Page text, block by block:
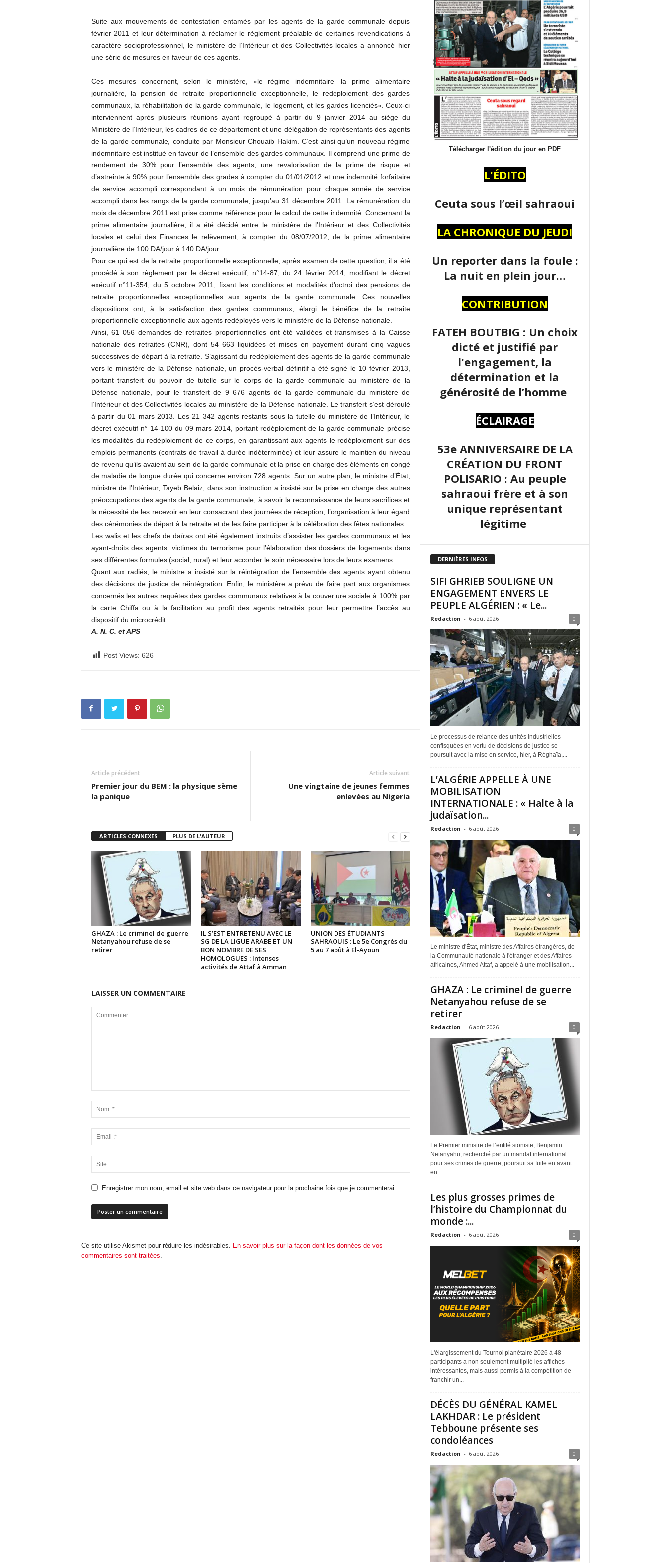
Suite aux mouvements de contestation entamés par les agents de la garde communale depuis
février 2011 et leur détermination à réclamer le règlement préalable de certaines revendications à
caractère socioprofessionnel, le ministère de l’Intérieur et des Collectivités locales a annoncé hier
une série de mesures en faveur de ces agents.
Ces mesures concernent, selon le ministère, «le régime indemnitaire, la prime alimentaire
journalière, la pension de retraite proportionnelle exceptionnelle, le redéploiement des gardes
communaux, la réhabilitation de la garde communale, le logement, et les gardes licenciés». Ceux-ci
interviennent après plusieurs réunions ayant regroupé à partir du 9 janvier 2014 au siège du
Ministère de l’Intérieur, les cadres de ce département et une délégation de représentants des agents
de la garde communale, conduite par Monsieur Chouaib Hakim. C’est ainsi qu’un nouveau régime
indemnitaire est institué en faveur de l’ensemble des gardes communaux. Il comprend une prime de
rendement de 30% pour l’ensemble des agents, une revalorisation de la prime de risque et
d’astreinte à 90% pour l’ensemble des grades à compter du 01/01/2012 et une indemnité forfaitaire
de service accompli correspondant à un mois de rémunération pour chaque année de service
accompli dans les rangs de la garde communale, jusqu’au 31 décembre 2011. La rémunération du
mois de décembre 2011 est prise comme référence pour le calcul de cette indemnité. Concernant la
prime alimentaire journalière, il a été décidé entre le ministère de l’Intérieur et des Collectivités
locales et celui des Finances le relèvement, à compter du 08/07/2012, de la prime alimentaire
journalière de 100 DA/jour à 140 DA/jour.
Pour ce qui est de la retraite proportionnelle exceptionnelle, après examen de cette question, il a été
procédé à son règlement par le décret exécutif, n°14-87, du 24 février 2014, modifiant le décret
exécutif n°11-354, du 5 octobre 2011, fixant les conditions et modalités d’octroi des pensions de
retraite proportionnelles exceptionnelles aux agents de la garde communale. Ces nouvelles
dispositions ont, à la satisfaction des gardes communaux, élargi le bénéfice de la retraite
proportionnelle exceptionnelle aux agents redéployés vers le ministère de la Défense nationale.
Ainsi, 61 056 demandes de retraites proportionnelles ont été validées et transmises à la Caisse
nationale des retraites (CNR), dont 54 663 liquidées et mises en payement durant cinq vagues
successives de départ à la retraite. S’agissant du redéploiement des agents de la garde communale
vers le ministère de la Défense nationale, un procès-verbal définitif a été signé le 10 février 2013,
portant transfert du pouvoir de tutelle sur le corps de la garde communale au ministère de la
Défense nationale, pour le transfert de 9 676 agents de la garde communale du ministère de
l’Intérieur et des Collectivités locales au ministère de la Défense nationale. Le transfert s’est déroulé
à partir du 01 mars 2013. Les 21 342 agents restants sous la tutelle du ministère de l’Intérieur, le
décret exécutif n° 14-100 du 09 mars 2014, portant redéploiement de la garde communale précise
les modalités du redéploiement de ce corps, en garantissant aux agents le redéploiement sur des
emplois permanents (contrats de travail à durée indéterminée) et leur assure le maintien du niveau
de revenu qu’ils avaient au sein de la garde communale et la prise en charge des éléments en congé
de maladie de longue durée qui concerne environ 728 agents. Sur un autre plan, le ministre d’État,
ministre de l’Intérieur, Tayeb Belaiz, dans son instruction a insisté sur la prise en charge des autres
préoccupations des agents de la garde communale, à savoir la reconnaissance de leurs sacrifices et
la nécessité de les recevoir en leur consacrant des journées de réception, l’organisation à leur égard
des cérémonies de départ à la retraite et de les faire participer à la célébration des fêtes nationales.
Les walis et les chefs de daïras ont été également instruits d’assister les gardes communaux et les
ayant-droits des agents, victimes du terrorisme pour l’élaboration des dossiers de logements dans
ses différentes formules (social, rural) et leur accorder le soin nécessaire lors de leurs examens.
Quant aux radiés, le ministre a insisté sur la réintégration de l’ensemble des agents ayant obtenu
des décisions de justice de réintégration. Enfin, le ministère a prévu de faire part aux organismes
concernés les autres requêtes des gardes communaux relatives à la couverture sociale à 100% par
la carte Chiffa ou à la facilitation au profit des agents retraités pour leur permettre l’accès au
dispositif du microcrédit.
A. N. C. et APS
Post Views: 626
Article précédent
Premier jour du BEM : la physique sème
la panique
Article suivant
Une vingtaine de jeunes femmes
enlevées au Nigeria
ARTICLES CONNEXES PLUS DE L'AUTEUR
GHAZA : Le criminel de guerre
Netanyahou refuse de se
retirer
IL S’EST ENTRETENU AVEC LE
SG DE LA LIGUE ARABE ET UN
BON NOMBRE DE SES
HOMOLOGUES : Intenses
activités de Attaf à Amman
UNION DES ÉTUDIANTS
SAHRAOUIS : Le 5e Congrès du
5 au 7 août à El-Ayoun
LAISSER UN COMMENTAIRE
Enregistrer mon nom, email et site web dans ce navigateur pour la prochaine fois que je commenterai.
Ce site utilise Akismet pour réduire les indésirables. En savoir plus sur la façon dont les données de vos
commentaires sont traitées.
Télécharger l'édition du jour en PDF
L'ÉDITO
Ceuta sous l’œil sahraoui
LA CHRONIQUE DU JEUDI
Un reporter dans la foule :
La nuit en plein jour…
CONTRIBUTION
FATEH BOUTBIG : Un choix
dicté et justifié par
l'engagement, la
détermination et la
générosité de l’homme
ÉCLAIRAGE
53e ANNIVERSAIRE DE LA
CRÉATION DU FRONT
POLISARIO : Au peuple
sahraoui frère et à son
unique représentant
légitime
DERNIÈRES INFOS
SIFI GHRIEB SOULIGNE UN
ENGAGEMENT ENVERS LE
PEUPLE ALGÉRIEN : « Le...
Redaction - 6 août 2026 0
Le processus de relance des unités industrielles
confisquées en vertu de décisions de justice se
poursuit avec la mise en service, hier, à Réghaïa,...
L’ALGÉRIE APPELLE À UNE
MOBILISATION
INTERNATIONALE : « Halte à la
judaïsation...
Redaction - 6 août 2026 0
Le ministre d'État, ministre des Affaires étrangères, de
la Communauté nationale à l'étranger et des Affaires
africaines, Ahmed Attaf, a appelé à une mobilisation...
GHAZA : Le criminel de guerre
Netanyahou refuse de se
retirer
Redaction - 6 août 2026 0
Le Premier ministre de l’entité sioniste, Benjamin
Netanyahu, recherché par un mandat international
pour ses crimes de guerre, poursuit sa fuite en avant
en...
Les plus grosses primes de
l’histoire du Championnat du
monde :...
Redaction - 6 août 2026 0
L'élargissement du Tournoi planétaire 2026 à 48
participants a non seulement multiplié les affiches
intéressantes, mais aussi permis à la compétition de
franchir un...
DÉCÈS DU GÉNÉRAL KAMEL
LAKHDAR : Le président
Tebboune présente ses
condoléances
Redaction - 6 août 2026 0